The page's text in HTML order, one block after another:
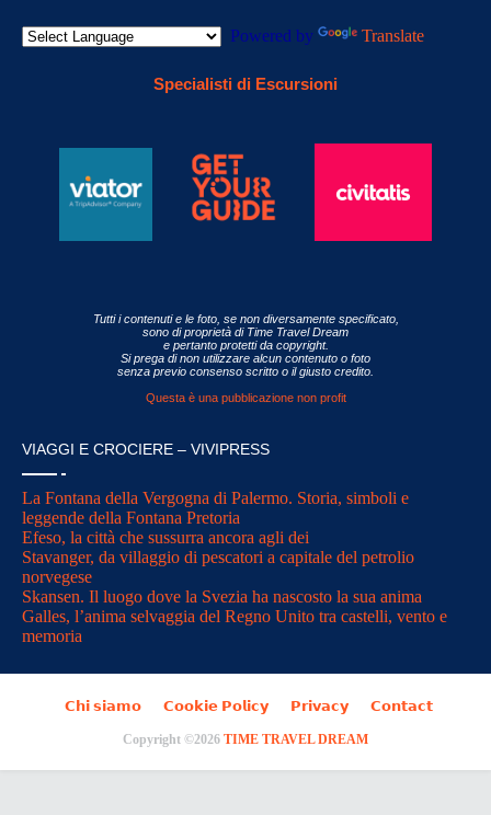
Powered by Translate
Specialisti di Escursioni
Tutti i contenuti e le foto, se non diversamente specificato,
sono di proprietà di Time Travel Dream
e pertanto protetti da copyright.
Si prega di non utilizzare alcun contenuto o foto
senza previo consenso scritto o il giusto credito.
Questa è una pubblicazione non profit
VIAGGI E CROCIERE – VIVIPRESS
La Fontana della Vergogna di Palermo. Storia, simboli e
leggende della Fontana Pretoria
Efeso, la città che sussurra ancora agli dei
Stavanger, da villaggio di pescatori a capitale del petrolio
norvegese
Skansen. Il luogo dove la Svezia ha nascosto la sua anima
Galles, l’anima selvaggia del Regno Unito tra castelli, vento e
memoria
𝗖𝗵𝗶 𝘀𝗶𝗮𝗺𝗼 𝗖𝗼𝗼𝗸𝗶𝗲 𝗣𝗼𝗹𝗶𝗰𝘆 𝗣𝗿𝗶𝘃𝗮𝗰𝘆 𝗖𝗼𝗻𝘁𝗮𝗰𝘁
Copyright ©2026 TIME TRAVEL DREAM